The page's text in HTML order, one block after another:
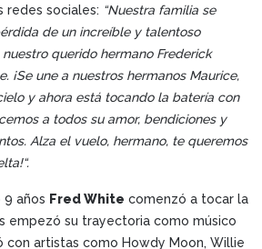
redes sociales: “Nuestra familia se
de un increíble y talentoso
querido hermano Frederick
¡Se une a nuestros hermanos Maurice,
y ahora está tocando la batería con
a todos su amor, bendiciones y
Alza el vuelo, hermano, te queremos
9 años Fred White comenzó a tocar la
empezó su trayectoria como músico
con artistas como Howdy Moon, Willie